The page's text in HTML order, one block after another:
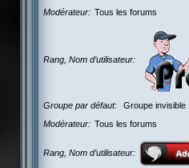
Modérateur
Tous les forums
Rang, Nom d’utilisateur
Groupe par défaut
Groupe invisible
Modérateur
Tous les forums
Rang, Nom d’utilisateur